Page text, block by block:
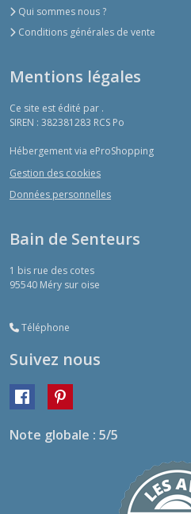
Qui sommes nous ?
Conditions générales de vente
Mentions légales
Ce site est édité par .
SIREN : 382381283 RCS Po
Hébergement via eProShopping
Gestion des cookies
Données personnelles
Bain de Senteurs
1 bis rue des cotes
95540 Méry sur oise
Téléphone
Suivez nous
Note globale : 5/5